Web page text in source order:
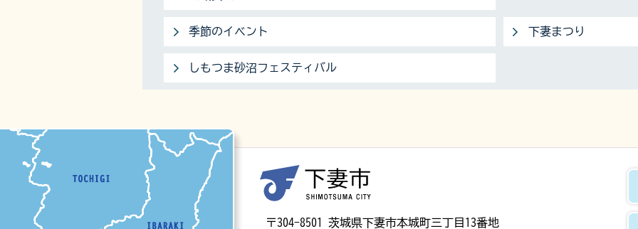
季節のイベント 下妻まつり
しもつま砂沼フェスティバル
〒304-8501 茨城県下妻市本城町三丁目13番地